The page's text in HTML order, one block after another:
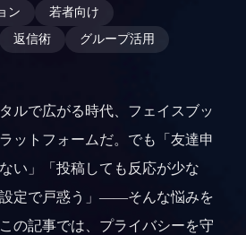
ン
若者向け
返信術 グループ活用
ルで広がる時代、フェイスブッ
ットフォームだ。でも「友達申
い」「投稿しても反応が少な
定で戸惑う」——そんな悩みを
の記事では、プライバシーを守